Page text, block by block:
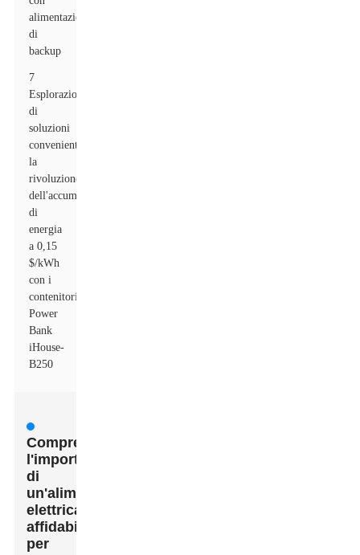
alimentazione
di
backup
7
Esplorazione
di
soluzioni
convenienti:
la
rivoluzione
dell'accumulo
di
energia
a 0,15
$/kWh
con i
contenitori
Power
Bank
iHouse-
B250
Comprendere
l'importanza
di
un'alimentazione
elettrica
affidabile
per